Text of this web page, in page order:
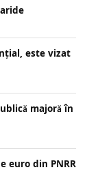
este vizat
majoră în
euro din PNRR